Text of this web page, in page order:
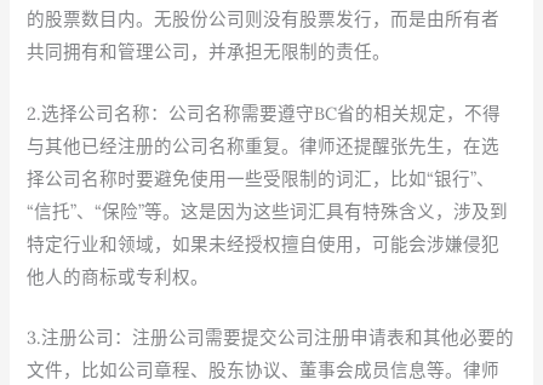
的股票数目内。无股份公司则没有股票发行，而是由所有者
共同拥有和管理公司，并承担无限制的责任。
2.选择公司名称：公司名称需要遵守BC省的相关规定，不得
与其他已经注册的公司名称重复。律师还提醒张先生，在选
择公司名称时要避免使用一些受限制的词汇，比如“银行”、
“信托”、“保险”等。这是因为这些词汇具有特殊含义，涉及到
特定行业和领域，如果未经授权擅自使用，可能会涉嫌侵犯
他人的商标或专利权。
3.注册公司：注册公司需要提交公司注册申请表和其他必要的
文件，比如公司章程、股东协议、董事会成员信息等。律师